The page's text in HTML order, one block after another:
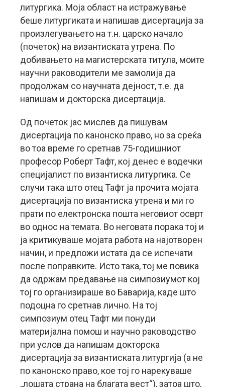
литургика. Моја област на истражување
беше литургиката и напишав дисертација за
произлегувањето на т.н. царско начало
(почеток) на византиската утрена. По
добивањето на магистерската титула, моите
научни раководители ме замолија да
продолжам со научната дејност, т.е. да
напишам и докторска дисертација.
Од почеток јас мислев да пишувам
дисертација по канонско право, но за среќа
во тоа време го сретнав 75-годишниот
професор Роберт Тафт, кој денес е водечки
специјалист по византиска литургика. Се
случи така што отец Тафт ја прочита мојата
дисертација по византиска утрена и ми го
прати по електронска пошта неговиот осврт
во однос на темата. Во неговата порака тој и
ја критикуваше мојата работа на најотворен
начин, и предложи истата да се испечати
после поправките. Исто така, тој ме повика
да одржам предавање на симпозиумот кој
тој го организираше во Баварија, каде што
подоцна го сретнав лично. На тој
симпозиум отец Тафт ми понуди
материјална помош и научно раководство
при услов да напишам докторска
дисертација за византиската литургија (а не
по канонско право, кое тој го нарекуваше
„лошата страна на благата вест“), затоа што,